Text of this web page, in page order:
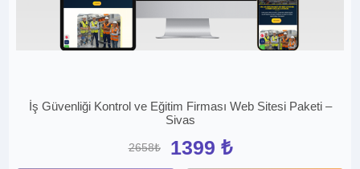
İş Güvenliği Kontrol ve Eğitim Firması Web Sitesi Paketi –
Sivas
2658₺ 1399 ₺